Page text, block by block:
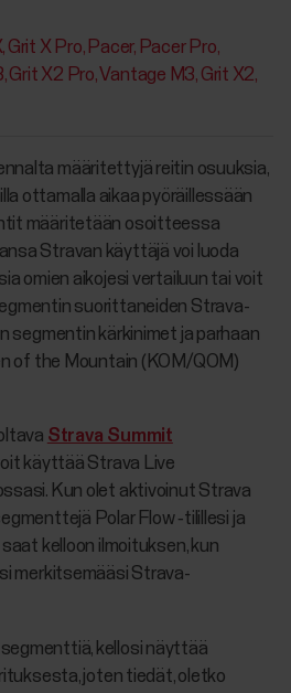
Grit X Pro Pacer Pacer Pro
Grit X2 Pro Vantage M3 Grit X2
määritettyjä reitin osuuksia,
ottamalla aikaa pyöräillessään
määritetään osoitteessa
Stravan käyttäjä voi luoda
omien aikojesi vertailuun tai voit
suorittaneiden Strava-
segmentin kärkinimet ja parhaan
of the Mountain (KOM/QOM)
Strava Summit
käyttää Strava Live
Kun olet aktivoinut Strava
Polar Flow ‑tilillesi ja
kelloon ilmoituksen, kun
merkitsemääsi Strava-
kellosi näyttää
joten tiedät, oletko